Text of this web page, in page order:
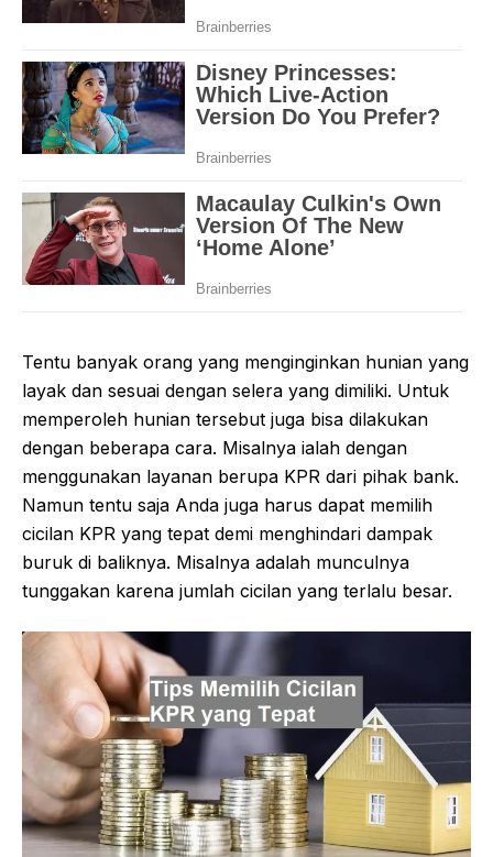
Tentu banyak orang yang menginginkan hunian yang
layak dan sesuai dengan selera yang dimiliki. Untuk
memperoleh hunian tersebut juga bisa dilakukan
dengan beberapa cara. Misalnya ialah dengan
menggunakan layanan berupa KPR dari pihak bank.
Namun tentu saja Anda juga harus dapat memilih
cicilan KPR yang tepat demi menghindari dampak
buruk di baliknya. Misalnya adalah munculnya
tunggakan karena jumlah cicilan yang terlalu besar.